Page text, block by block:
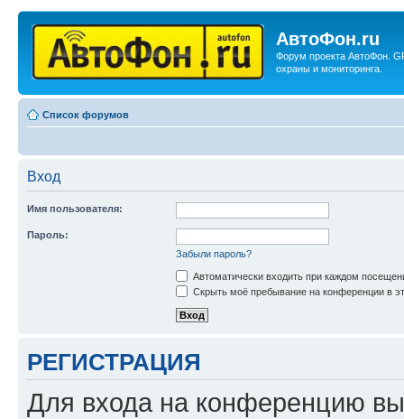
АвтоФон.ru
Форум проекта АвтоФон.
охраны и мониторинга.
Список форумов
Вход
Имя пользователя:
Пароль:
Забыли пароль?
Автоматически входить при каждом
Скрыть моё пребывание на конференции в
РЕГИСТРАЦИЯ
Для входа на конференцию